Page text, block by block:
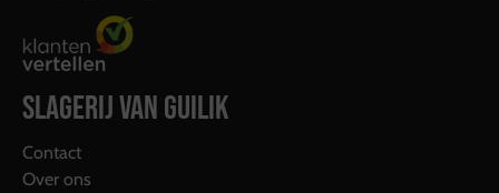
SLAGERIJ VAN GUILIK
Contact
Over ons